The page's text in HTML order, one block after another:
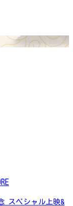
スペシャル上映&